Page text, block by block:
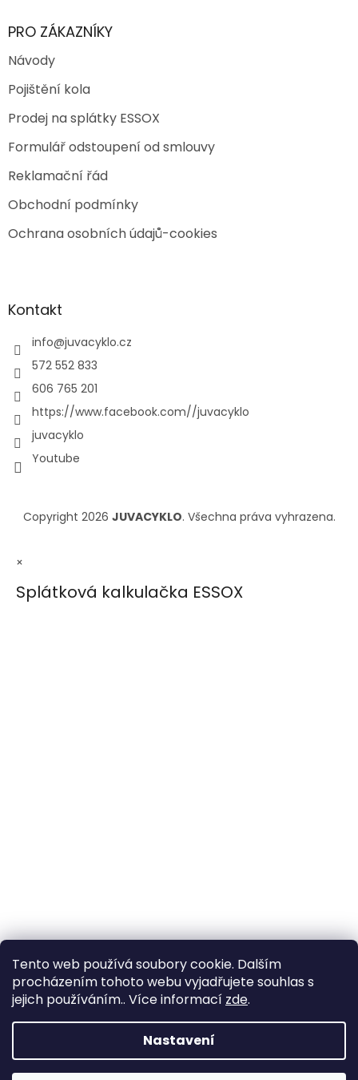
Tento web používá soubory cookie. Dalším
procházením tohoto webu vyjadřujete souhlas s
jejich používáním.. Více informací zde.
Nastavení
PRO ZÁKAZNÍKY
Návody
Pojištění kola
Prodej na splátky ESSOX
Formulář odstoupení od smlouvy
Reklamační řád
Obchodní podmínky
Ochrana osobních údajů-cookies
Kontakt
info@juvacyklo.cz
572 552 833
606 765 201
https://www.facebook.com//juvacyklo
juvacyklo
Youtube
Copyright 2026 JUVACYKLO. Všechna práva vyhrazena.
×
Splátková kalkulačka ESSOX